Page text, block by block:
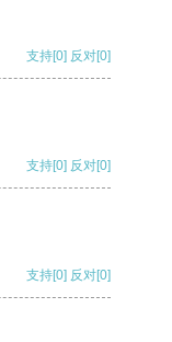
支持[0] 反对[0]
支持[0] 反对[0]
支持[0] 反对[0]